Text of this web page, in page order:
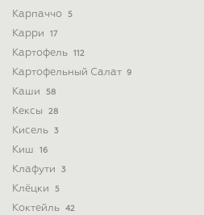
Карпаччо 5
Карри 17
Картофель 112
Картофельный Салат 9
Каши 58
Кексы 28
Кисель 3
Киш 16
Клафути 3
Клёцки 5
Коктейль 42